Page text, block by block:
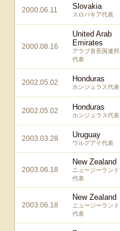
2000.06.11 Slovakia
スロバキア代表
2000.08.16
United Arab
Emirates
アラブ首長国連邦
代表
2002.05.02 Honduras
ホンジュラス代表
2002.05.02 Honduras
ホンジュラス代表
2003.03.28 Uruguay
ウルグアイ代表
2003.06.18
New Zealand
ニュージーランド
代表
2003.06.18
New Zealand
ニュージーランド
代表